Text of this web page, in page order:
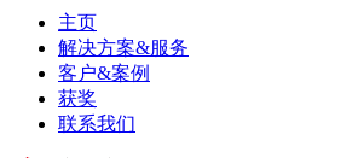
主页
解决方案&服务
客户&案例
获奖
联系我们